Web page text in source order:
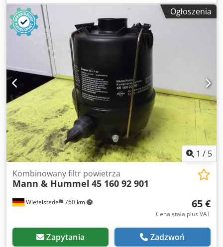
zmontowanymi, regulowanymi łopatkami aluminiowymi 2.
Precyzyjne koło regulacyjne wykonane z tworzywa
sztucznego 3. Nakrętka mocująca ze stali nierdzewnej o
wysokiej wytrzymałości do śmigła o zmiennym skoku 4.
Płytka blokująca 5. Pływający klucz do bezstopniowej
regulacji skoku skrzydła 6. Klucz do przekąsek na zmianę
lotów Dksdpfov Dhc Njx Ai Ior 7. Instrukcja obsługi Śmigło
REVOMASTER S 110 charakteryzuje się wysoką
efektywnością i niską wagą, co zapewnia lepsze osiągi i
oszczędność paliwa. Dzięki zastosowaniu kompozytu
węglowego, jest odporne na korozję i ma długą żywotność.
Jest również dostępne w różnych konfiguracjach
mocowania, co pozwala na dopasowanie do różnych typów
silników.
Ogłoszenia
1 / 5
Wiefelstede 760 km
Kombinowany filtr powietrza
Mann & Hummel 45 160 92 901
65 €
Cena stała plus VAT
Zapytania Zadzwoń